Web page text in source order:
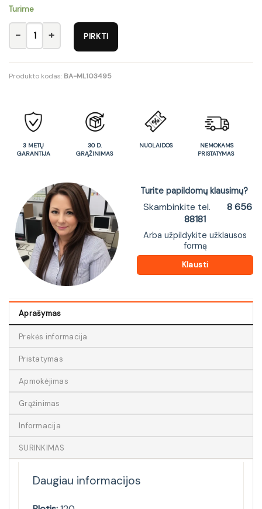
Turime
produkto kiekis: Stalas QB-08
PIRKTI
Produkto kodas: BA-ML103495
3 METŲ
GARANTIJA
30 D.
GRĄŽINIMAS
NUOLAIDOS
NEMOKAMS
PRISTATYMAS
Turite papildomų klausimų?
Skambinkite tel.
8 656
88181
Arba užpildykite užklausos
formą
Klausti
Aprašymas
Prekės informacija
Pristatymas
Apmokėjimas
Grąžinimas
Informacija
SURINKIMAS
Daugiau informacijos